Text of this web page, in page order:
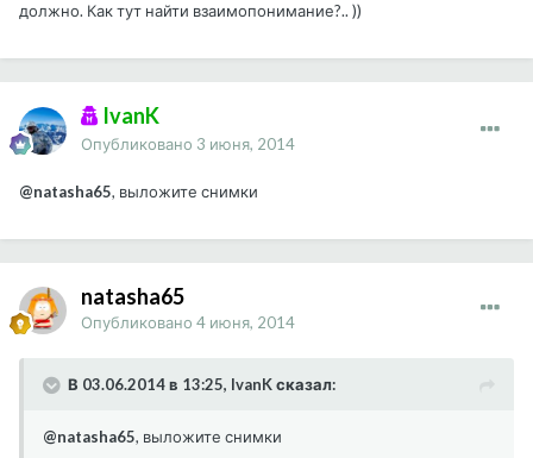
должно. Как тут найти взаимопонимание?.. ))
IvanK
Опубликовано 3 июня, 2014
@natasha65, выложите снимки
natasha65
Опубликовано 4 июня, 2014
В 03.06.2014 в 13:25, IvanK сказал:
@natasha65, выложите снимки